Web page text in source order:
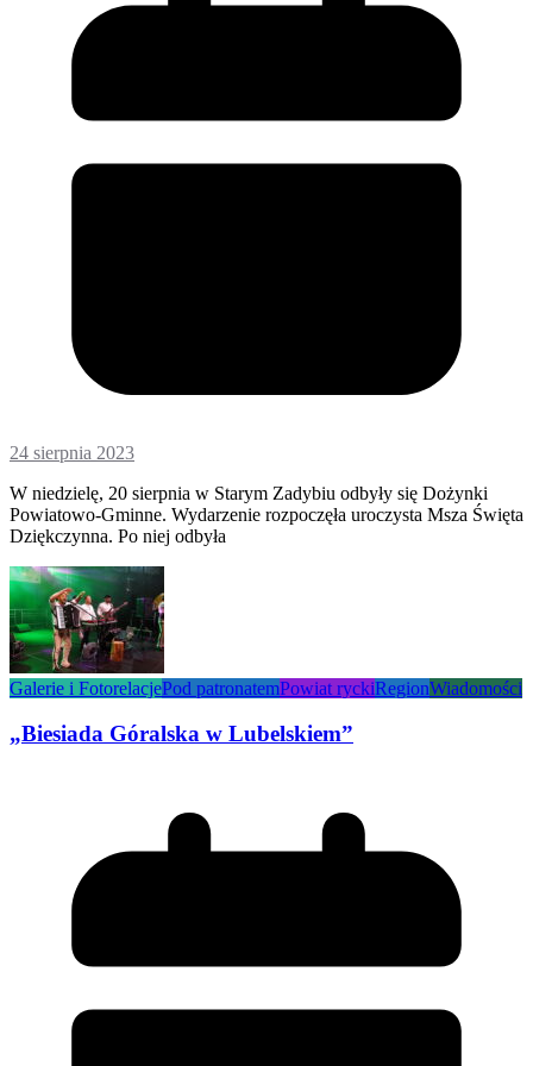
24 sierpnia 2023
W niedzielę, 20 sierpnia w Starym Zadybiu odbyły się Dożynki
Powiatowo-Gminne. Wydarzenie rozpoczęła uroczysta Msza Święta
Dziękczynna. Po niej odbyła
Galerie i FotorelacjePod patronatemPowiat ryckiRegionWiadomości
„Biesiada Góralska w Lubelskiem”